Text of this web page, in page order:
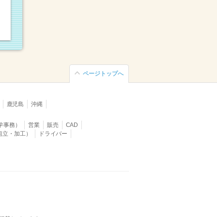
ページトップへ
鹿児島 沖縄
務） 営業 販売
CAD
・加工） ドライバー